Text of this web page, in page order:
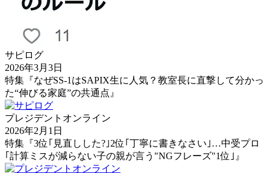
サピログ
2026年3月3日
特集『なぜSS-1はSAPIX生に人気？教室長に直撃して分かっ
た“伸びる家庭”の共通点』
プレジデントオンライン
2026年2月1日
特集『3位｢見直しした?｣2位｢丁寧に書きなさい｣…中受プロ
｢計算ミスが減らない子の親が言う"NGフレーズ"1位｣』